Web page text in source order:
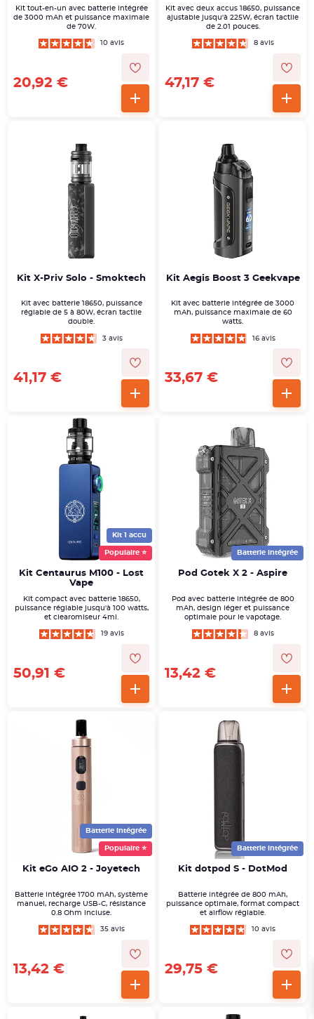
Kit tout-en-un avec batterie intégrée
de 3000 mAh et puissance maximale
de 70W.
10 avis
20,92 €
Kit avec deux accus 18650, puissance
ajustable jusqu'à 225W, écran tactile
de 2.01 pouces.
8 avis
47,17 €
Kit X-Priv Solo - Smoktech
Kit avec batterie 18650, puissance
réglable de 5 à 80W, écran tactile
double.
3 avis
41,17 €
Kit Aegis Boost 3 Geekvape
Kit avec batterie intégrée de 3000
mAh, puissance maximale de 60
watts.
16 avis
33,67 €
Kit 1 accu
Populaire ⭐
Kit Centaurus M100 - Lost
Vape
Kit compact avec batterie 18650,
puissance réglable jusqu'à 100 watts,
et clearomiseur 4ml.
19 avis
50,91 €
Batterie intégrée
Pod Gotek X 2 - Aspire
Pod avec batterie intégrée de 800
mAh, design léger et puissance
optimale pour le vapotage.
8 avis
13,42 €
Batterie intégrée
Populaire ⭐
Kit eGo AIO 2 - Joyetech
Batterie intégrée 1700 mAh, système
manuel, recharge USB-C, résistance
0.8 Ohm incluse.
35 avis
13,42 €
Batterie intégrée
Kit dotpod S - DotMod
Batterie intégrée de 800 mAh,
puissance optimale, format compact
et airflow réglable.
10 avis
29,75 €